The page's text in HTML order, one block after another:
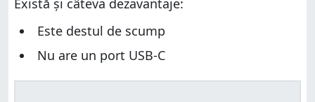
Există și câteva dezavantaje:
Este destul de scump
Nu are un port USB-C